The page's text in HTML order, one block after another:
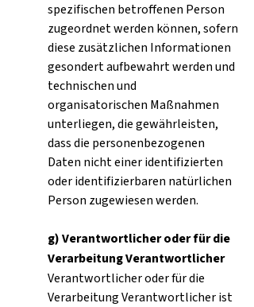
spezifischen betroffenen Person
zugeordnet werden können, sofern
diese zusätzlichen Informationen
gesondert aufbewahrt werden und
technischen und
organisatorischen Maßnahmen
unterliegen, die gewährleisten,
dass die personenbezogenen
Daten nicht einer identifizierten
oder identifizierbaren natürlichen
Person zugewiesen werden.
g) Verantwortlicher oder für die
Verarbeitung Verantwortlicher
Verantwortlicher oder für die
Verarbeitung Verantwortlicher ist